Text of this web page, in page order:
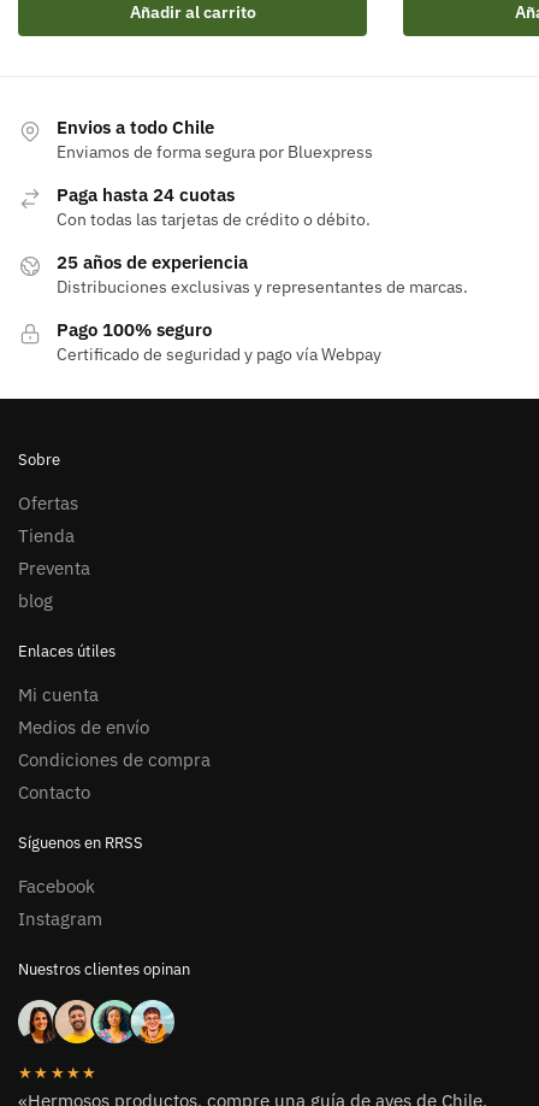
Añadir al carrito
Envios a todo Chile
Enviamos de forma segura por Bluexpress
Paga hasta 24 cuotas
Con todas las tarjetas de crédito o débito.
25 años de experiencia
Distribuciones exclusivas y representantes de marcas.
Pago 100% seguro
Certificado de seguridad y pago vía Webpay
Sobre
Ofertas
Tienda
Preventa
blog
Enlaces útiles
Mi cuenta
Medios de envío
Condiciones de compra
Contacto
Síguenos en RRSS
Facebook
Instagram
Nuestros clientes opinan
★★★★★
«Hermosos productos, compre una guía de aves de Chile,